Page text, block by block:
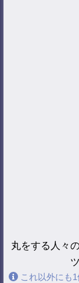
丸をする人々
これ以外にも1